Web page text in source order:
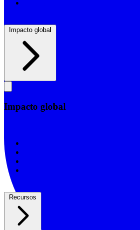
Impacto global
Impacto global
Recursos